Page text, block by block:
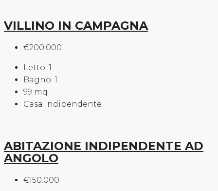
VILLINO IN CAMPAGNA
€200.000
Letto: 1
Bagno: 1
99 mq
Casa Indipendente
ABITAZIONE INDIPENDENTE AD
ANGOLO
€150.000